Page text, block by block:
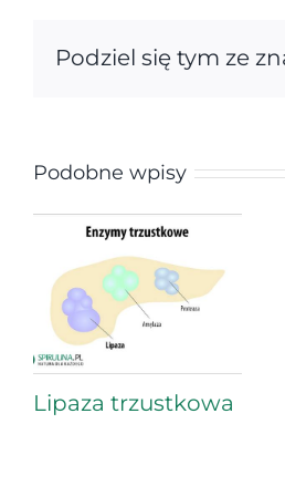
Podziel się tym ze
Podobne wpisy
Lipaza trzustkowa